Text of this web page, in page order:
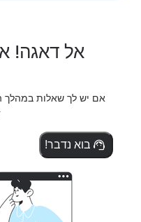
אל דאגה!
דרך
בוא נדבר!